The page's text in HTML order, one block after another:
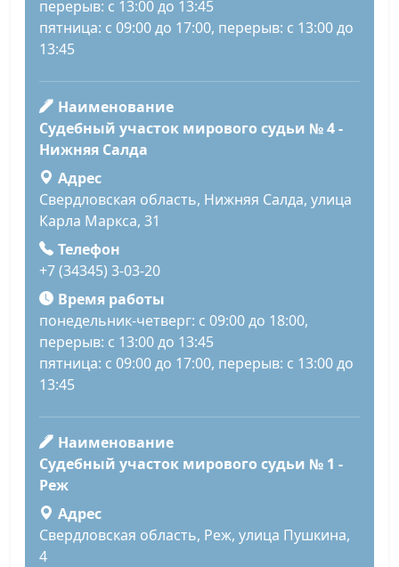
перерыв: с 13:00 до 13:45
пятница: с 09:00 до 17:00, перерыв: с 13:00 до
13:45
Наименование
Судебный участок мирового судьи № 4 -
Нижняя Салда
Адрес
Свердловская область, Нижняя Салда, улица
Карла Маркса, 31
Телефон
+7 (34345) 3-03-20
Время работы
понедельник-четверг: с 09:00 до 18:00,
перерыв: с 13:00 до 13:45
пятница: с 09:00 до 17:00, перерыв: с 13:00 до
13:45
Наименование
Судебный участок мирового судьи № 1 -
Реж
Адрес
Свердловская область, Реж, улица Пушкина,
4